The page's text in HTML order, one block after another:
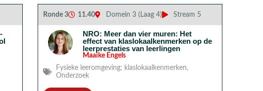
Ronde 3 11.40 Domein 3 (Laag 4) Stream 5
NRO: Meer dan vier muren: Het
effect van klaslokaalkenmerken op de
leerprestaties van leerlingen
Maaike Engels
Fysieke leeromgeving; klaslokaalkenmerken,
Onderzoek